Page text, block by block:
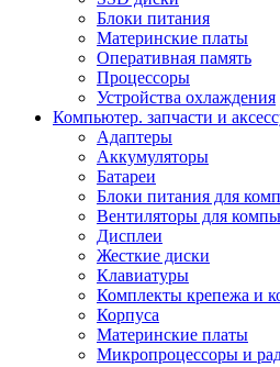
Блоки питания
Материнские платы
Оперативная память
Процессоры
Устройства охлаждения
Компьютер. запчасти и
Адаптеры
Аккумуляторы
Батареи
Блоки питания для
Вентиляторы для
Дисплеи
Жесткие диски
Клавиатуры
Комплекты крепежа и
Корпуса
Материнские платы
Микропроцессоры и